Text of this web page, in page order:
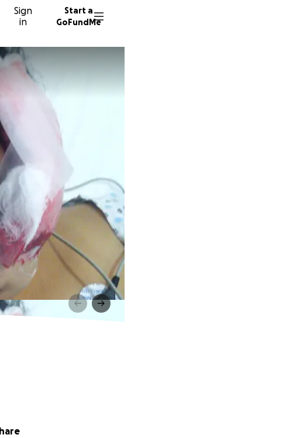
Sign
in
Start a
GoFundMe